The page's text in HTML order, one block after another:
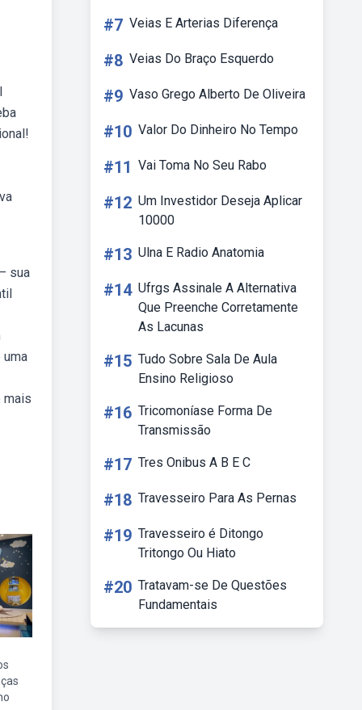
sua
uma
mais
#7 Veias E Arterias Diferença
#8 Veias Do Braço Esquerdo
#9 Vaso Grego Alberto De Oliveira
#10 Valor Do Dinheiro No Tempo
#11 Vai Toma No Seu Rabo
#12 Um Investidor Deseja Aplicar
10000
#13 Ulna E Radio Anatomia
#14 Ufrgs Assinale A Alternativa
Que Preenche Corretamente
As Lacunas
#15 Tudo Sobre Sala De Aula
Ensino Religioso
#16 Tricomoníase Forma De
Transmissão
#17 Tres Onibus A B E C
#18 Travesseiro Para As Pernas
#19 Travesseiro é Ditongo
Tritongo Ou Hiato
#20 Tratavam-se De Questões
Fundamentais